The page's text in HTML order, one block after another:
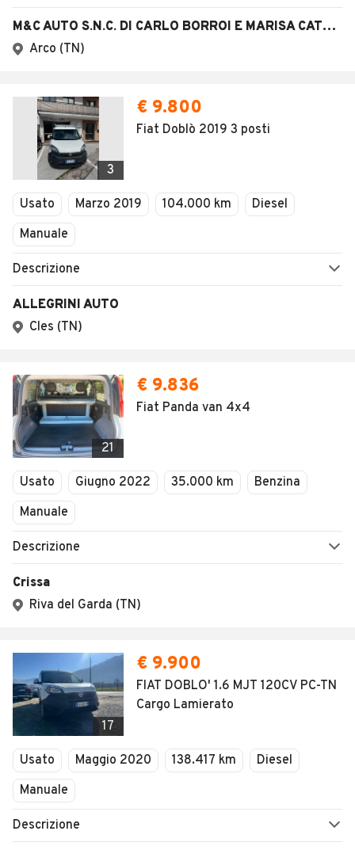
M&C AUTO S.N.C. DI CARLO BORROI E MARISA CATTONI
Arco (TN)
3
€ 9.800
Fiat Doblò 2019 3 posti
Usato Marzo 2019 104.000 km
Diesel
Manuale
Descrizione
ALLEGRINI AUTO
Cles (TN)
21
€ 9.836
Fiat Panda van 4x4
Usato Giugno 2022 35.000 km
Benzina
Manuale
Descrizione
Crissa
Riva del Garda (TN)
17
€ 9.900
FIAT DOBLO' 1.6 MJT 120CV PC-TN
Cargo Lamierato
Usato Maggio 2020 138.417 km
Diesel
Manuale
Descrizione